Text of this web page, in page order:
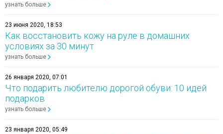
узнать больше
23 июня 2020, 18:53
Как восстановить кожу на руле в домашних
условиях за 30 минут
узнать больше
26 января 2020, 07:01
Что подарить любителю дорогой обуви: 10 идей
подарков
узнать больше
23 января 2020, 05:49